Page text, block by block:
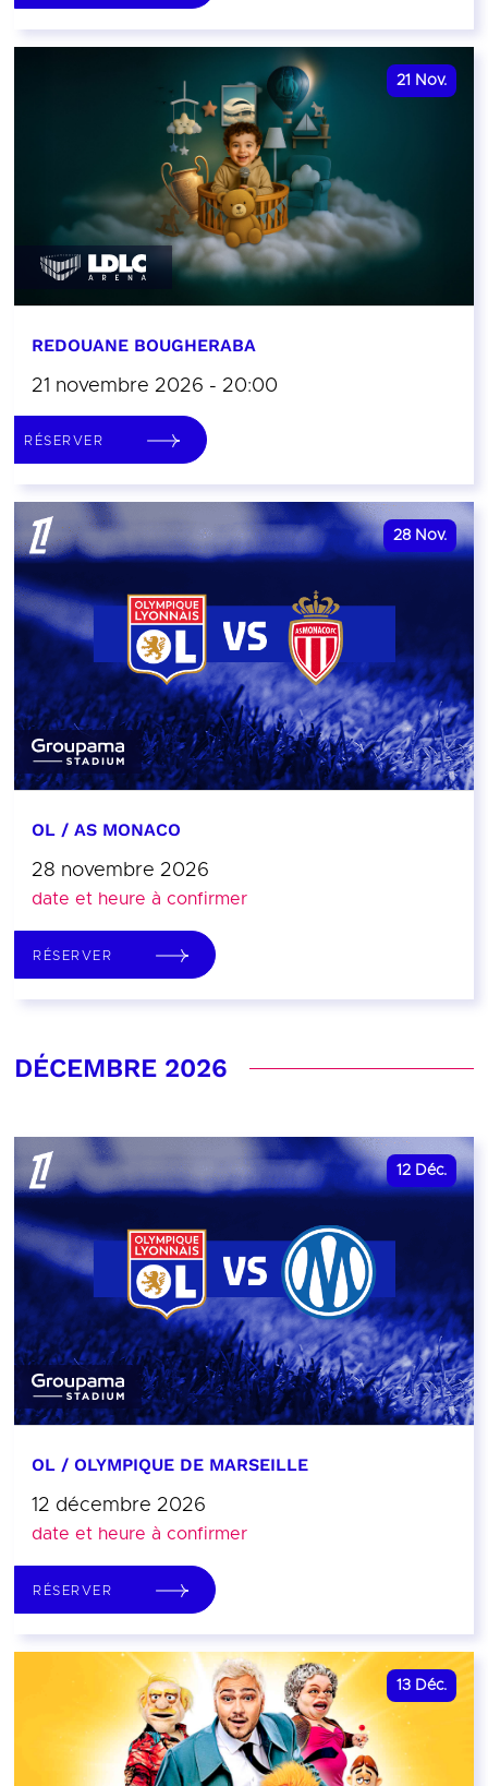
21 Nov.
REDOUANE BOUGHERABA
21 novembre 2026 - 20:00
RÉSERVER
28 Nov.
OL / AS MONACO
28 novembre 2026
date et heure à confirmer
RÉSERVER
DÉCEMBRE 2026
12 Déc.
OL / OLYMPIQUE DE MARSEILLE
12 décembre 2026
date et heure à confirmer
RÉSERVER
13 Déc.